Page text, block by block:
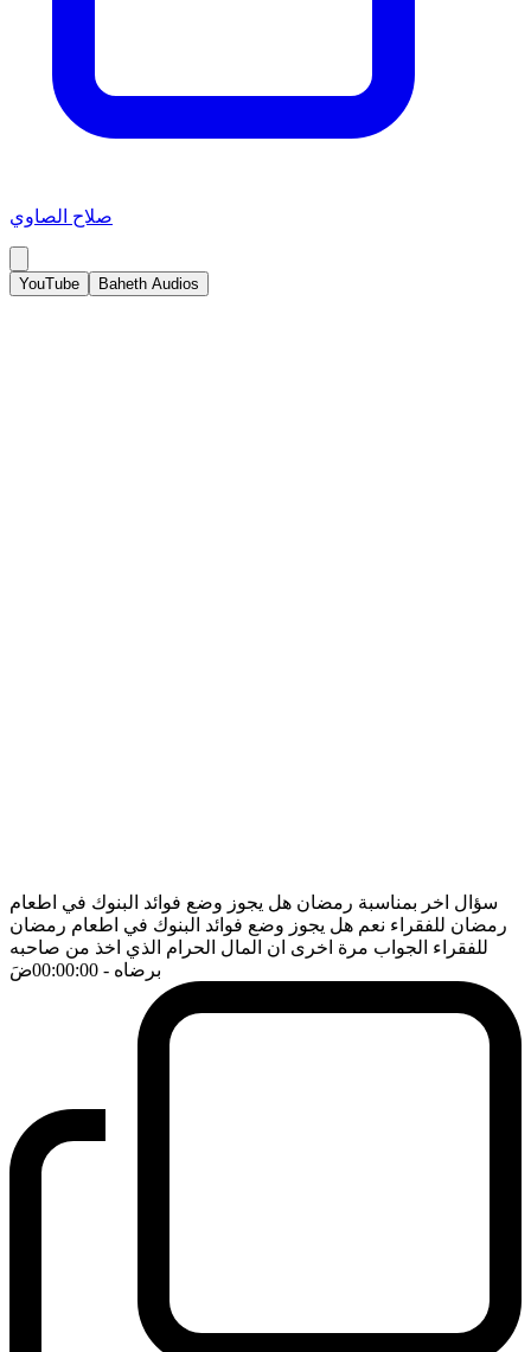
صلاح الصاوي
YouTube Baheth Audios
سؤال اخر بمناسبة رمضان هل يجوز وضع فوائد البنوك في اطعام
رمضان للفقراء نعم هل يجوز وضع فوائد البنوك في اطعام رمضان
للفقراء الجواب مرة اخرى ان المال الحرام الذي اخذ من صاحبه
برضاه - 00:00:00 ضَ